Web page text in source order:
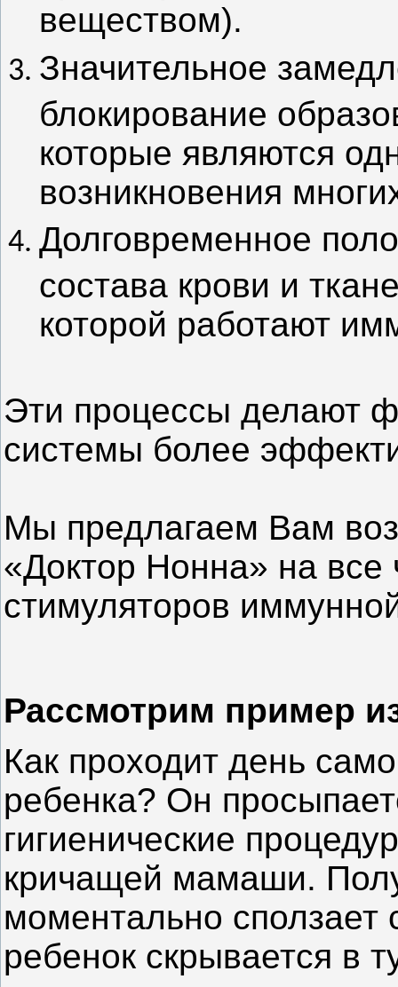
веществом).
Значительное
блокирование
которые являются
возникновения
Долговременное
состава крови и
которой работают
Эти процессы делают
системы более
Мы предлагаем Вам
«Доктор Нонна» на все
стимуляторов
Рассмотрим пример
Как проходит день
ребенка? Он
гигиенические
кричащей мамаши.
моментально сползает
ребенок скрывается в